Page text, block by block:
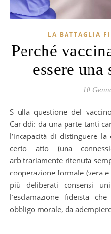
LA BATTAGLIA
Perché
essere una
10
Sulla questione del vaccino siamo proprio tra Scilla e
Cariddi: da una parte tanti
l’incapacità di distinguere
certo atto (una
arbitrariamente ritenuta
cooperazione formale (vera
più deliberati consensi
l’esclamazione fideista
obbligo morale, da